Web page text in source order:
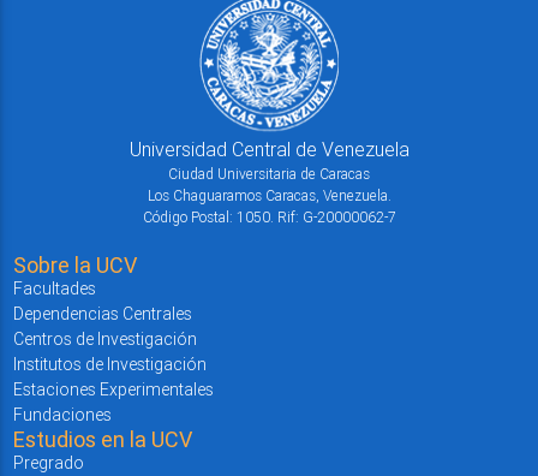
Universidad Central de Venezuela
Ciudad Universitaria de Caracas
Los Chaguaramos Caracas, Venezuela.
Código Postal: 1050. Rif: G-20000062-7
Sobre la UCV
Facultades
Dependencias Centrales
Centros de Investigación
Institutos de Investigación
Estaciones Experimentales
Fundaciones
Estudios en la UCV
Pregrado